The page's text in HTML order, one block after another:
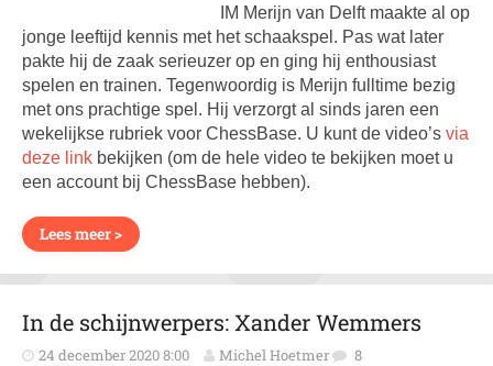
IM Merijn van Delft maakte al op
jonge leeftijd kennis met het schaakspel. Pas wat later
pakte hij de zaak serieuzer op en ging hij enthousiast
spelen en trainen. Tegenwoordig is Merijn fulltime bezig
met ons prachtige spel. Hij verzorgt al sinds jaren een
wekelijkse rubriek voor ChessBase. U kunt de video’s via
deze link bekijken (om de hele video te bekijken moet u
een account bij ChessBase hebben).
Lees meer >
In de schijnwerpers: Xander Wemmers
24 december 2020 8:00 Michel Hoetmer 8